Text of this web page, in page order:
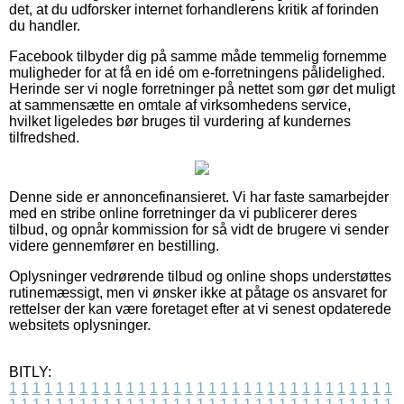
det, at du udforsker internet forhandlerens kritik af forinden
du handler.
Facebook tilbyder dig på samme måde temmelig fornemme
muligheder for at få en idé om e-forretningens pålidelighed.
Herinde ser vi nogle forretninger på nettet som gør det muligt
at sammensætte en omtale af virksomhedens service,
hvilket ligeledes bør bruges til vurdering af kundernes
tilfredshed.
Denne side er annoncefinansieret. Vi har faste samarbejder
med en stribe online forretninger da vi publicerer deres
tilbud, og opnår kommission for så vidt de brugere vi sender
videre gennemfører en bestilling.
Oplysninger vedrørende tilbud og online shops understøttes
rutinemæssigt, men vi ønsker ikke at påtage os ansvaret for
rettelser der kan være foretaget efter at vi senest opdaterede
websitets oplysninger.
BITLY:
1 1 1 1 1 1 1 1 1 1 1 1 1 1 1 1 1 1 1 1 1 1 1 1 1 1 1 1 1 1 1 1 1